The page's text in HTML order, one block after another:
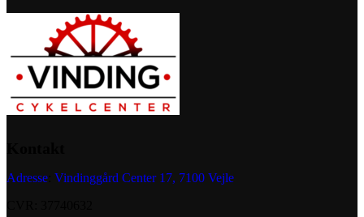
Adresse Vindinggård Center 17, 7100 Vejle